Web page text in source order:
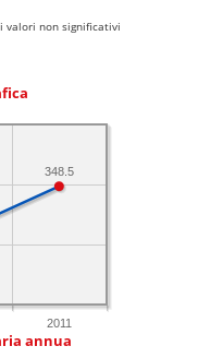
valori non significativi
2011
348.5
annua